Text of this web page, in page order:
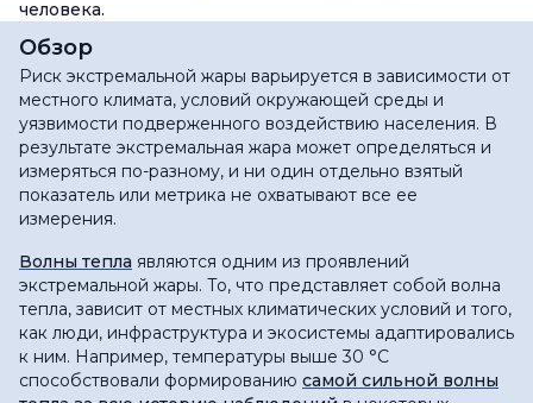
человека.
Обзор
Риск экстремальной жары варьируется в зависимости от
местного климата, условий окружающей среды и
уязвимости подверженного воздействию населения. В
результате экстремальная жара может определяться и
измеряться по-разному, и ни один отдельно взятый
показатель или метрика не охватывают все ее
измерения.
Волны тепла являются одним из проявлений
экстремальной жары. То, что представляет собой волна
тепла, зависит от местных климатических условий и того,
как люди, инфраструктура и экосистемы адаптировались
к ним. Например, температуры выше 30 °C
способствовали формированию самой сильной волны